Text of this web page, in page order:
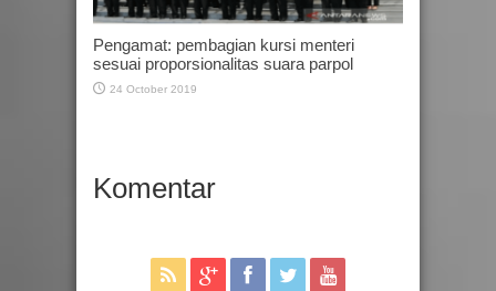
Pengamat: pembagian kursi menteri
sesuai proporsionalitas suara parpol
24 October 2019
Komentar